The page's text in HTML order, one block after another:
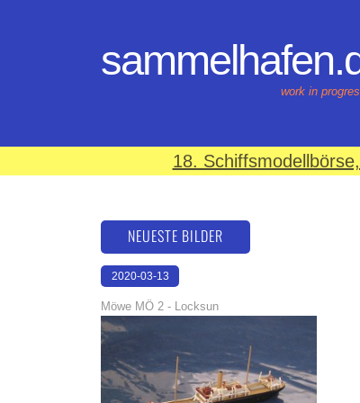
work in
18.
NEUESTE BILDER
2020-03-13
17:42:01
Möwe MÖ 2 - Locksun